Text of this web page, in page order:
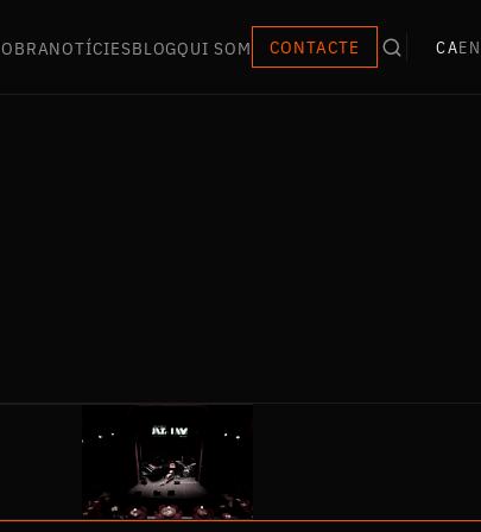
OBRANOTÍCIESBLOGQUI SOM CONTACTE CAEN